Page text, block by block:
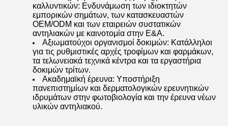
καλλυντικών: Ενδυνάμωση των ιδιοκτητών
εμπορικών σημάτων, των κατασκευαστών
OEM/ODM και των εταιρειών συστατικών
αντηλιακών με καινοτομία στην Ε&Α.
Αξιωματούχοι οργανισμοί δοκιμών: Κατάλληλοι
για τις ρυθμιστικές αρχές τροφίμων και φαρμάκων,
τα τελωνειακά τεχνικά κέντρα και τα εργαστήρια
δοκιμών τρίτων.
Ακαδημαϊκή έρευνα: Υποστήριξη
πανεπιστημίων και δερματολογικών ερευνητικών
ιδρυμάτων στην φωτοβιολογία και την έρευνα νέων
υλικών αντηλιακού.